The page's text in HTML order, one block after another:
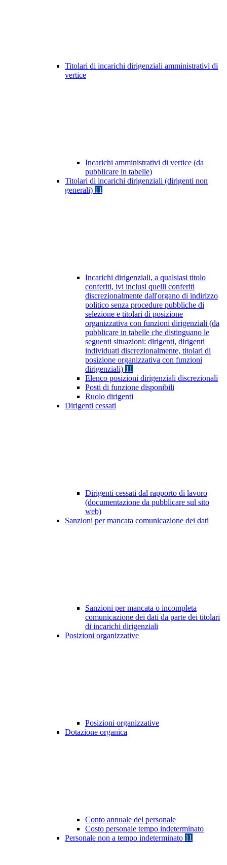
Titolari di incarichi dirigenziali amministrativi di
vertice
Incarichi amministrativi di vertice (da
pubblicare in tabelle)
Titolari di incarichi dirigenziali (dirigenti non
generali) 11
Incarichi dirigenziali, a qualsiasi titolo
conferiti, ivi inclusi quelli conferiti
discrezionalmente dall'organo di indirizzo
politico senza procedure pubbliche di
selezione e titolari di posizione
organizzativa con funzioni dirigenziali (da
pubblicare in tabelle che distinguano le
seguenti situazioni: dirigenti, dirigenti
individuati discrezionalmente, titolari di
posizione organizzativa con funzioni
dirigenziali) 11
Elenco posizioni dirigenziali discrezionali
Posti di funzione disponibili
Ruolo dirigenti
Dirigenti cessati
Dirigenti cessati dal rapporto di lavoro
(documentazione da pubblicare sul sito
web)
Sanzioni per mancata comunicazione dei dati
Sanzioni per mancata o incompleta
comunicazione dei dati da parte dei titolari
di incarichi dirigenziali
Posizioni organizzative
Posizioni organizzative
Dotazione organica
Conto annuale del personale
Costo personale tempo indeterminato
Personale non a tempo indeterminato 11